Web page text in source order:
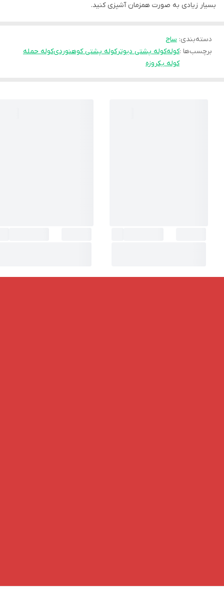
بسیار زیادی به صورت همزمان آشپزی کنید.
دسته‌بندی: ساج
برچسب‌ها :کولهکوله پشتی دیوترکوله پشتی کوهنوردیکوله حمله
کوله یکروزه